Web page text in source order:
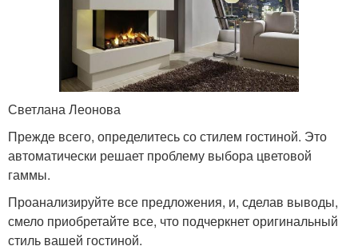
Светлана Леонова
Прежде всего, определитесь со стилем гостиной. Это
автоматически решает проблему выбора цветовой
гаммы.
Проанализируйте все предложения, и, сделав выводы,
смело приобретайте все, что подчеркнет оригинальный
стиль вашей гостиной.